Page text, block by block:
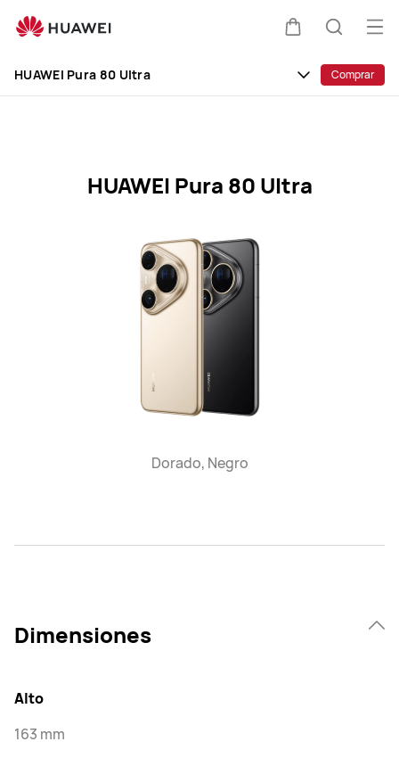
Mobile
HUAWEI Pura 80 Ultra Comprar
HUAWEI Pura 80 Ultra
Dorado, Negro
Dimensiones
Alto
163 mm